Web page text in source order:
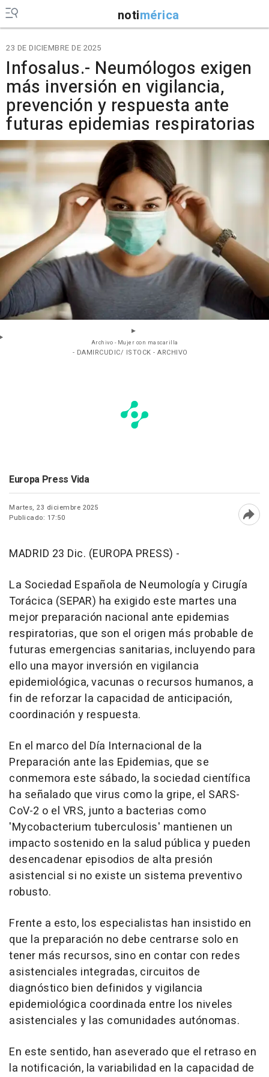
notimérica
23 DE DICIEMBRE DE 2025
Infosalus.- Neumólogos exigen
más inversión en vigilancia,
prevención y respuesta ante
futuras epidemias respiratorias
Archivo - Mujer con mascarilla
- DAMIRCUDIC/ ISTOCK - ARCHIVO
Europa Press Vida
Martes, 23 diciembre 2025
Publicado: 17:50
MADRID 23 Dic. (EUROPA PRESS) -
La Sociedad Española de Neumología y Cirugía
Torácica (SEPAR) ha exigido este martes una
mejor preparación nacional ante epidemias
respiratorias, que son el origen más probable de
futuras emergencias sanitarias, incluyendo para
ello una mayor inversión en vigilancia
epidemiológica, vacunas o recursos humanos, a
fin de reforzar la capacidad de anticipación,
coordinación y respuesta.
En el marco del Día Internacional de la
Preparación ante las Epidemias, que se
conmemora este sábado, la sociedad científica
ha señalado que virus como la gripe, el SARS-
CoV-2 o el VRS, junto a bacterias como
'Mycobacterium tuberculosis' mantienen un
impacto sostenido en la salud pública y pueden
desencadenar episodios de alta presión
asistencial si no existe un sistema preventivo
robusto.
Frente a esto, los especialistas han insistido en
que la preparación no debe centrarse solo en
tener más recursos, sino en contar con redes
asistenciales integradas, circuitos de
diagnóstico bien definidos y vigilancia
epidemiológica coordinada entre los niveles
asistenciales y las comunidades autónomas.
En este sentido, han aseverado que el retraso en
la notificación, la variabilidad en la capacidad de